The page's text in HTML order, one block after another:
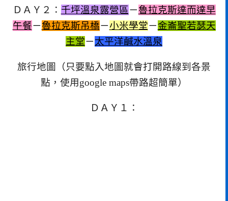
ＤＡＹ２： 千坪溫泉露營區－魯拉克斯達而達早
午餐－魯拉克斯吊橋－小米學堂－金崙聖若瑟天
主堂－太平洋鹹水溫泉
旅行地圖（只要點入地圖就會打開路線到各景
點，使用google maps帶路超簡單）
ＤＡＹ１：